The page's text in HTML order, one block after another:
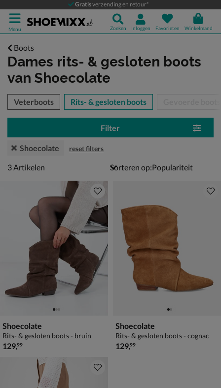
Gratisverzending en retour*
Menu Zoeken Inloggen Favorieten Winkelmand
Boots
Dames rits- & gesloten boots
van Shoecolate
over
Veterboots Rits- & gesloten boots
Filter
Shoecolate reset filters
3 artikelen
3Artikelen Sorteren op:
Shoecolate
Rits- & gesloten boots - bruin
€ 129,99
129,99
Shoecolate
Rits- & gesloten boots - cognac
€ 129,99
129,99